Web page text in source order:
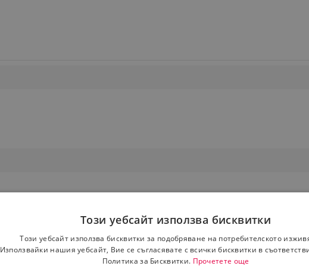
Този уебсайт използва бисквитки
Този уебсайт използва бисквитки за подобряване на потребителското
Използвайки нашия уебсайт, Вие се съгласявате с всички бисквитки в
Политика за Бисквитки. Прочетете още